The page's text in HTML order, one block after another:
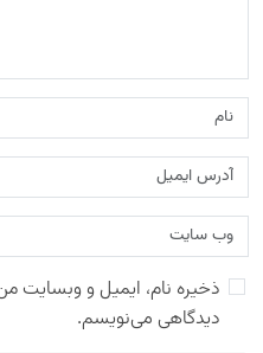
ذخیره نام، ایمیل و وبسایت من
دیدگاهی می‌نویسم.